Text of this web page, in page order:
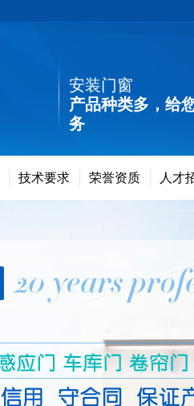
安装门窗
产品种类多，给
务
技术要求 荣誉资质 人才